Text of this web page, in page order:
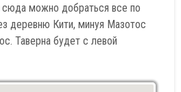
можно добраться все по
деревню Кити, минуя Мазотос
Таверна будет с левой